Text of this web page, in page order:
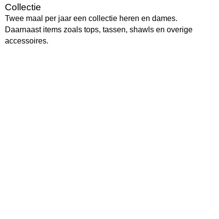
Collectie
Twee maal per jaar een collectie heren en dames.
Daarnaast items zoals tops, tassen, shawls en overige
accessoires.